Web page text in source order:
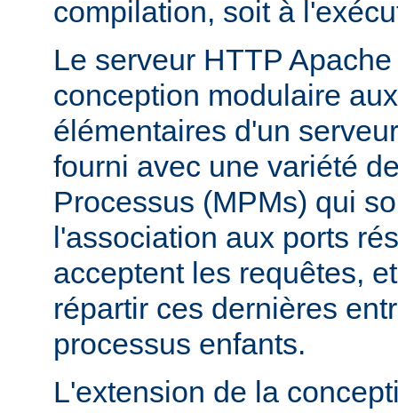
compilation, soit à
Le serveur HTTP
conception modulaire
élémentaires d'un
fourni avec une variété
Processus (MPMs) qui
l'association aux ports
acceptent les requêtes,
répartir ces dernières
processus enfants.
L'extension de la